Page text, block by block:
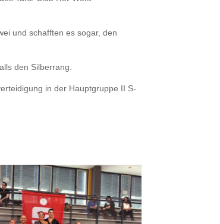
und schafften es sogar, den
den Silberrang.
in der Hauptgruppe II S-